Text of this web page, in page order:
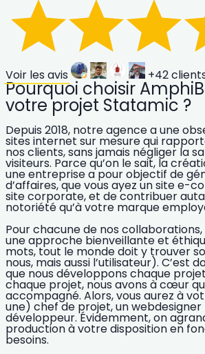
Voir les avis +42
Pourquoi choisir
votre projet Statamic ?
Depuis 2018, notre agence a une
sites internet sur mesurequi
nos clients, sans jamais négliger la
visiteurs. Parce qu’on le sait, la
une entreprise a pour objectif de
d’affaires, que vous ayez un site e-
site corporate, et de contribuer
notoriété qu’à votre marque
Pour chacune de nos collaborations,
uneapproche bienveillante et
mots, tout le monde doit y trouver
nous, mais aussi l’utilisateur). C’est
que nous développons chaque
chaque projet, nous avons à cœur
accompagné. Alors, vous aurez à
une) chef de projet, un webdesigner
développeur. Évidemment, on
production à votre disposition en
besoins.